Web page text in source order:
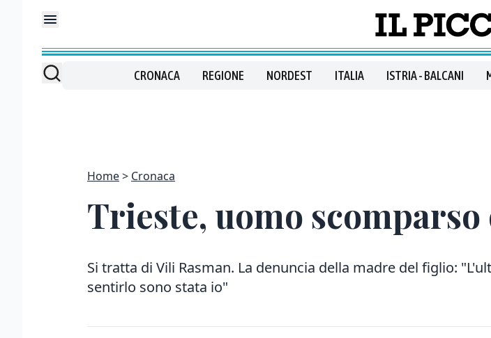
CRONACA REGIONE NORDEST ITALIA ISTRIA - BALCANI
Home Cronaca
Trieste, uomo
Si tratta di Vili Rasman. La denuncia della madre del figlio:
sentirlo sono stata io"